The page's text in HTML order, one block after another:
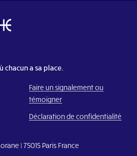
chacun a sa place.
Faire un signalement ou
témoigner
Déclaration de confidentialité
| 75015 Paris France